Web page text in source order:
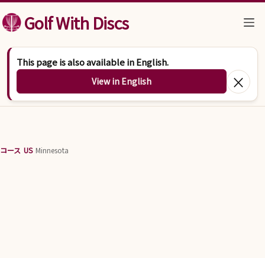
コンテンツへスキップ
Golf With Discs
This page is also available in English.
View in English ×
コース US/ Minnesota